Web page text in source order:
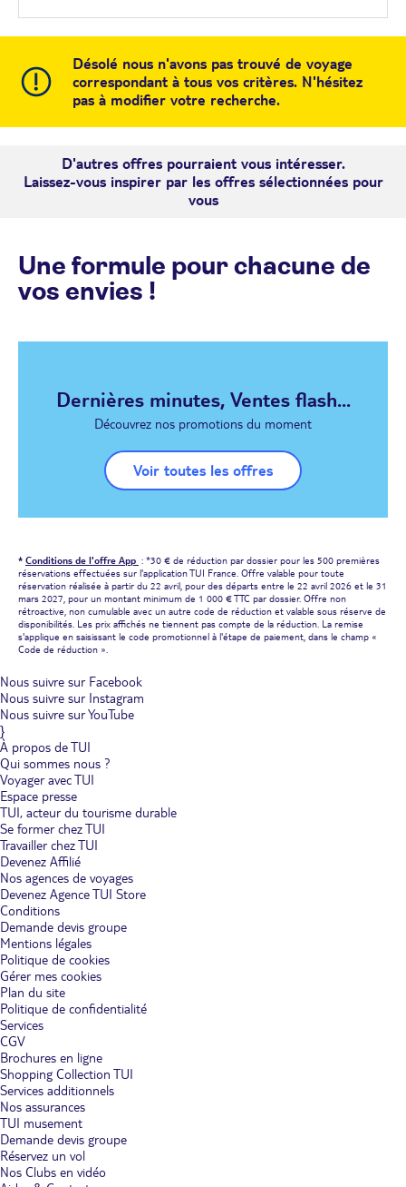
Désolé nous n'avons pas trouvé de voyage
correspondant à tous vos critères. N'hésitez
pas à modifier votre recherche.
D'autres offres pourraient vous intéresser.
Laissez-vous inspirer par les offres sélectionnées pour
vous
Une formule pour chacune de
vos envies !
Dernières minutes, Ventes flash...
Découvrez nos promotions du moment
Voir toutes les offres
* Conditions de l'offre App : *30 € de réduction par dossier pour les 500 premières
réservations effectuées sur l'application TUI France. Offre valable pour toute
réservation réalisée à partir du 22 avril, pour des départs entre le 22 avril 2026 et le 31
mars 2027, pour un montant minimum de 1 000 € TTC par dossier. Offre non
rétroactive, non cumulable avec un autre code de réduction et valable sous réserve de
disponibilités. Les prix affichés ne tiennent pas compte de la réduction. La remise
s'applique en saisissant le code promotionnel à l'étape de paiement, dans le champ «
Code de réduction ».
Nous suivre sur Facebook
Nous suivre sur Instagram
Nous suivre sur YouTube
}
À propos de TUI
Qui sommes nous ?
Voyager avec TUI
Espace presse
TUI, acteur du tourisme durable
Se former chez TUI
Travailler chez TUI
Devenez Affilié
Nos agences de voyages
Devenez Agence TUI Store
Conditions
Demande devis groupe
Mentions légales
Politique de cookies
Gérer mes cookies
Plan du site
Politique de confidentialité
Services
CGV
Brochures en ligne
Shopping Collection TUI
Services additionnels
Nos assurances
TUI musement
Demande devis groupe
Réservez un vol
Nos Clubs en vidéo